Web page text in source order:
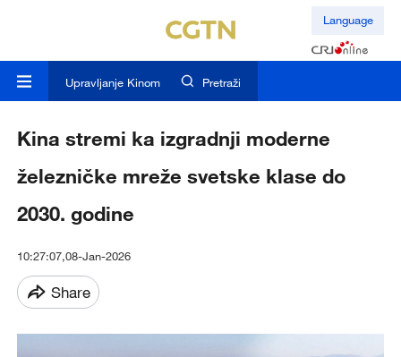
Language
Upravljanje Kinom Pretraži
Kina stremi ka izgradnji moderne
železničke mreže svetske klase do
2030. godine
10:27:07,08-Jan-2026
Share